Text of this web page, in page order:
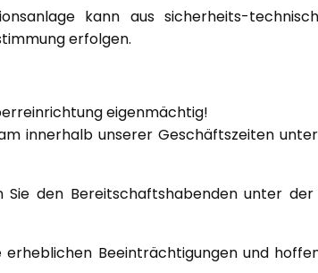
kann aus sicherheits-
erfolgen.
eigenmächtig!
innerhalb unserer Geschäftszeiten
den Bereitschaftshabenden unter
Beeinträchtigungen und